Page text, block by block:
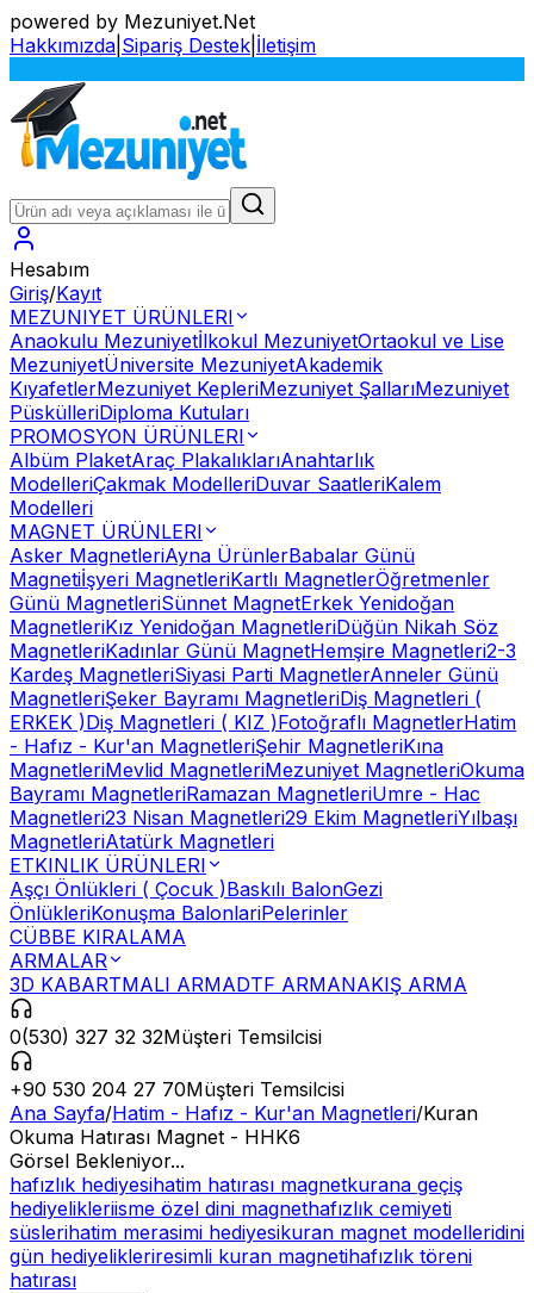
powered by Mezuniyet.Net
Hakkımızda Sipariş Destek İletişim
Hesabım
Giriş/Kayıt
MEZUNIYET ÜRÜNLERI
Anaokulu Mezuniyetİlkokul MezuniyetOrtaokul ve Lise
MezuniyetÜniversite MezuniyetAkademik
KıyafetlerMezuniyet KepleriMezuniyet ŞallarıMezuniyet
PüskülleriDiploma Kutuları
PROMOSYON ÜRÜNLERI
Albüm PlaketAraç PlakalıklarıAnahtarlık
ModelleriÇakmak ModelleriDuvar SaatleriKalem
Modelleri
MAGNET ÜRÜNLERI
Asker MagnetleriAyna ÜrünlerBabalar Günü
Magnetiİşyeri MagnetleriKartlı MagnetlerÖğretmenler
Günü MagnetleriSünnet MagnetErkek Yenidoğan
MagnetleriKız Yenidoğan MagnetleriDüğün Nikah Söz
MagnetleriKadınlar Günü MagnetHemşire Magnetleri2-3
Kardeş MagnetleriSiyasi Parti MagnetlerAnneler Günü
MagnetleriŞeker Bayramı MagnetleriDiş Magnetleri (
ERKEK )Diş Magnetleri ( KIZ )Fotoğraflı MagnetlerHatim
- Hafız - Kur'an MagnetleriŞehir MagnetleriKına
MagnetleriMevlid MagnetleriMezuniyet MagnetleriOkuma
Bayramı MagnetleriRamazan MagnetleriUmre - Hac
Magnetleri23 Nisan Magnetleri29 Ekim MagnetleriYılbaşı
MagnetleriAtatürk Magnetleri
ETKINLIK ÜRÜNLERI
Aşçı Önlükleri ( Çocuk )Baskılı BalonGezi
ÖnlükleriKonuşma BalonlariPelerinler
CÜBBE KIRALAMA
ARMALAR
3D KABARTMALI ARMADTF ARMANAKIŞ ARMA
0(530) 327 32 32Müşteri Temsilcisi
+90 530 204 27 70Müşteri Temsilcisi
Ana Sayfa/Hatim - Hafız - Kur'an Magnetleri/Kuran
Okuma Hatırası Magnet - HHK6
Görsel Bekleniyor...
hafızlık hediyesihatim hatırası magnetkurana geçiş
hediyelikleriisme özel dini magnethafızlık cemiyeti
süslerihatim merasimi hediyesikuran magnet modelleridini
gün hediyelikleriresimli kuran magnetihafızlık töreni
hatırası